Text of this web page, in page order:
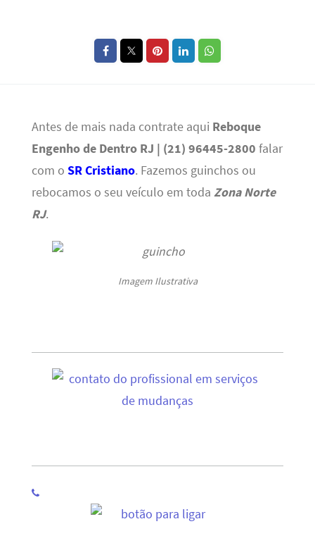
Antes de mais nada contrate aqui Reboque
Engenho de Dentro RJ | (21) 96445-2800 falar
com o SR Cristiano. Fazemos guinchos ou
rebocamos o seu veículo em toda Zona Norte
RJ.
Imagem Ilustrativa